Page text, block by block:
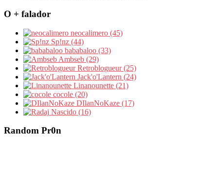
O + falador
neocalimero (45)
Sp!nz (44)
bababaloo (33)
Ambseb (29)
Retroblogueur (25)
Jack'o'Lantern (24)
Linanounette (21)
cocole (20)
DIlanNoKaze (17)
Nascido (16)
Random Pr0n